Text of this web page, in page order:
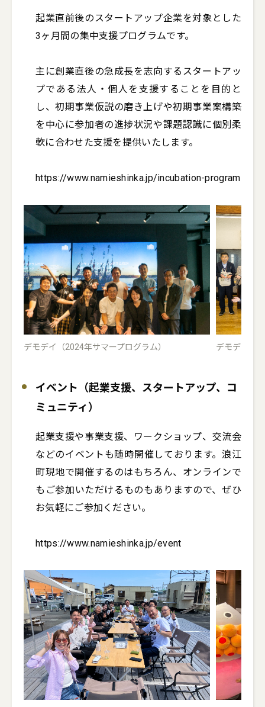
起業直前後のスタートアップ企業を対象とした
3ヶ月間の集中支援プログラムです。
主に創業直後の急成長を志向するスタートアッ
プである法人・個人を支援することを目的と
し、初期事業仮説の磨き上げや初期事業案構築
を中心に参加者の進捗状況や課題認識に個別柔
軟に合わせた支援を提供いたします。
https://www.namieshinka.jp/incubation-program
デモデイ（2024年サマープログラム） デモデイ（
イベント（起業支援、スタートアップ、コ
ミュニティ）
起業支援や事業支援、ワークショップ、交流会
などのイベントも随時開催しております。浪江
町現地で開催するのはもちろん、オンラインで
もご参加いただけるものもありますので、ぜひ
お気軽にご参加ください。
https://www.namieshinka.jp/event